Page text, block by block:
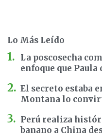
Lo Más Leído
La poscosecha
enfoque que Paula
El secreto estaba
Montana lo
Perú realiza
banano a China